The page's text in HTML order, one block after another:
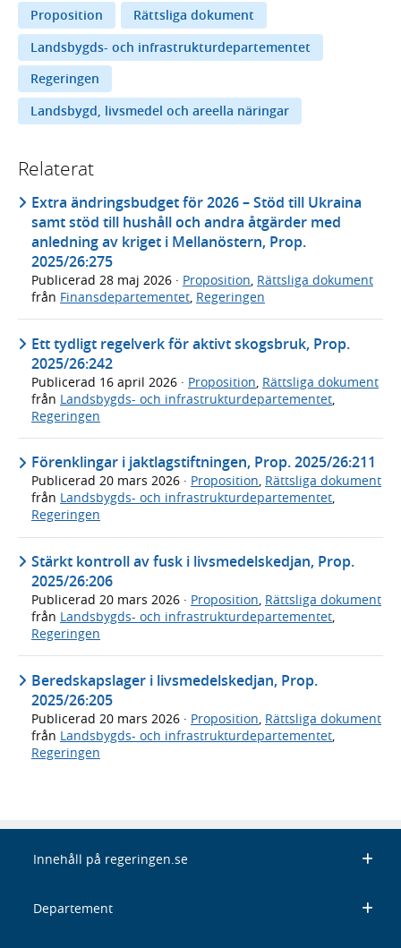
Proposition
Rättsliga dokument
Landsbygds- och infrastrukturdepartementet
Regeringen
Landsbygd, livsmedel och areella näringar
Relaterat
Extra ändringsbudget för 2026 – Stöd till Ukraina
samt stöd till hushåll och andra åtgärder med
anledning av kriget i Mellanöstern, Prop.
2025/26:275
Publicerad 28 maj 2026 · Proposition, Rättsliga dokument
från Finansdepartementet, Regeringen
Ett tydligt regelverk för aktivt skogsbruk, Prop.
2025/26:242
Publicerad 16 april 2026 · Proposition, Rättsliga dokument
från Landsbygds- och infrastrukturdepartementet,
Regeringen
Förenklingar i jaktlagstiftningen, Prop. 2025/26:211
Publicerad 20 mars 2026 · Proposition, Rättsliga dokument
från Landsbygds- och infrastrukturdepartementet,
Regeringen
Stärkt kontroll av fusk i livsmedelskedjan, Prop.
2025/26:206
Publicerad 20 mars 2026 · Proposition, Rättsliga dokument
från Landsbygds- och infrastrukturdepartementet,
Regeringen
Beredskapslager i livsmedelskedjan, Prop.
2025/26:205
Publicerad 20 mars 2026 · Proposition Rättsliga dokument
från Landsbygds- och infrastrukturdepartementet
Regeringen
Innehåll på regeringen.se
Departement